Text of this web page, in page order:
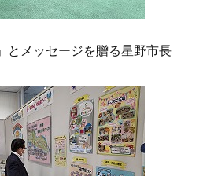
とメッセージを贈る星野市長